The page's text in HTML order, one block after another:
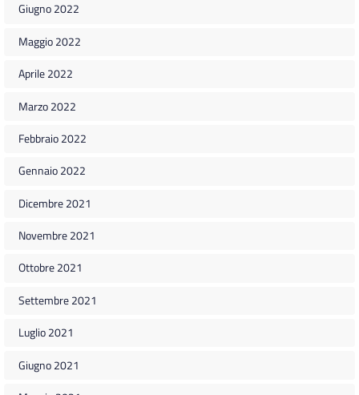
Giugno 2022
Maggio 2022
Aprile 2022
Marzo 2022
Febbraio 2022
Gennaio 2022
Dicembre 2021
Novembre 2021
Ottobre 2021
Settembre 2021
Luglio 2021
Giugno 2021